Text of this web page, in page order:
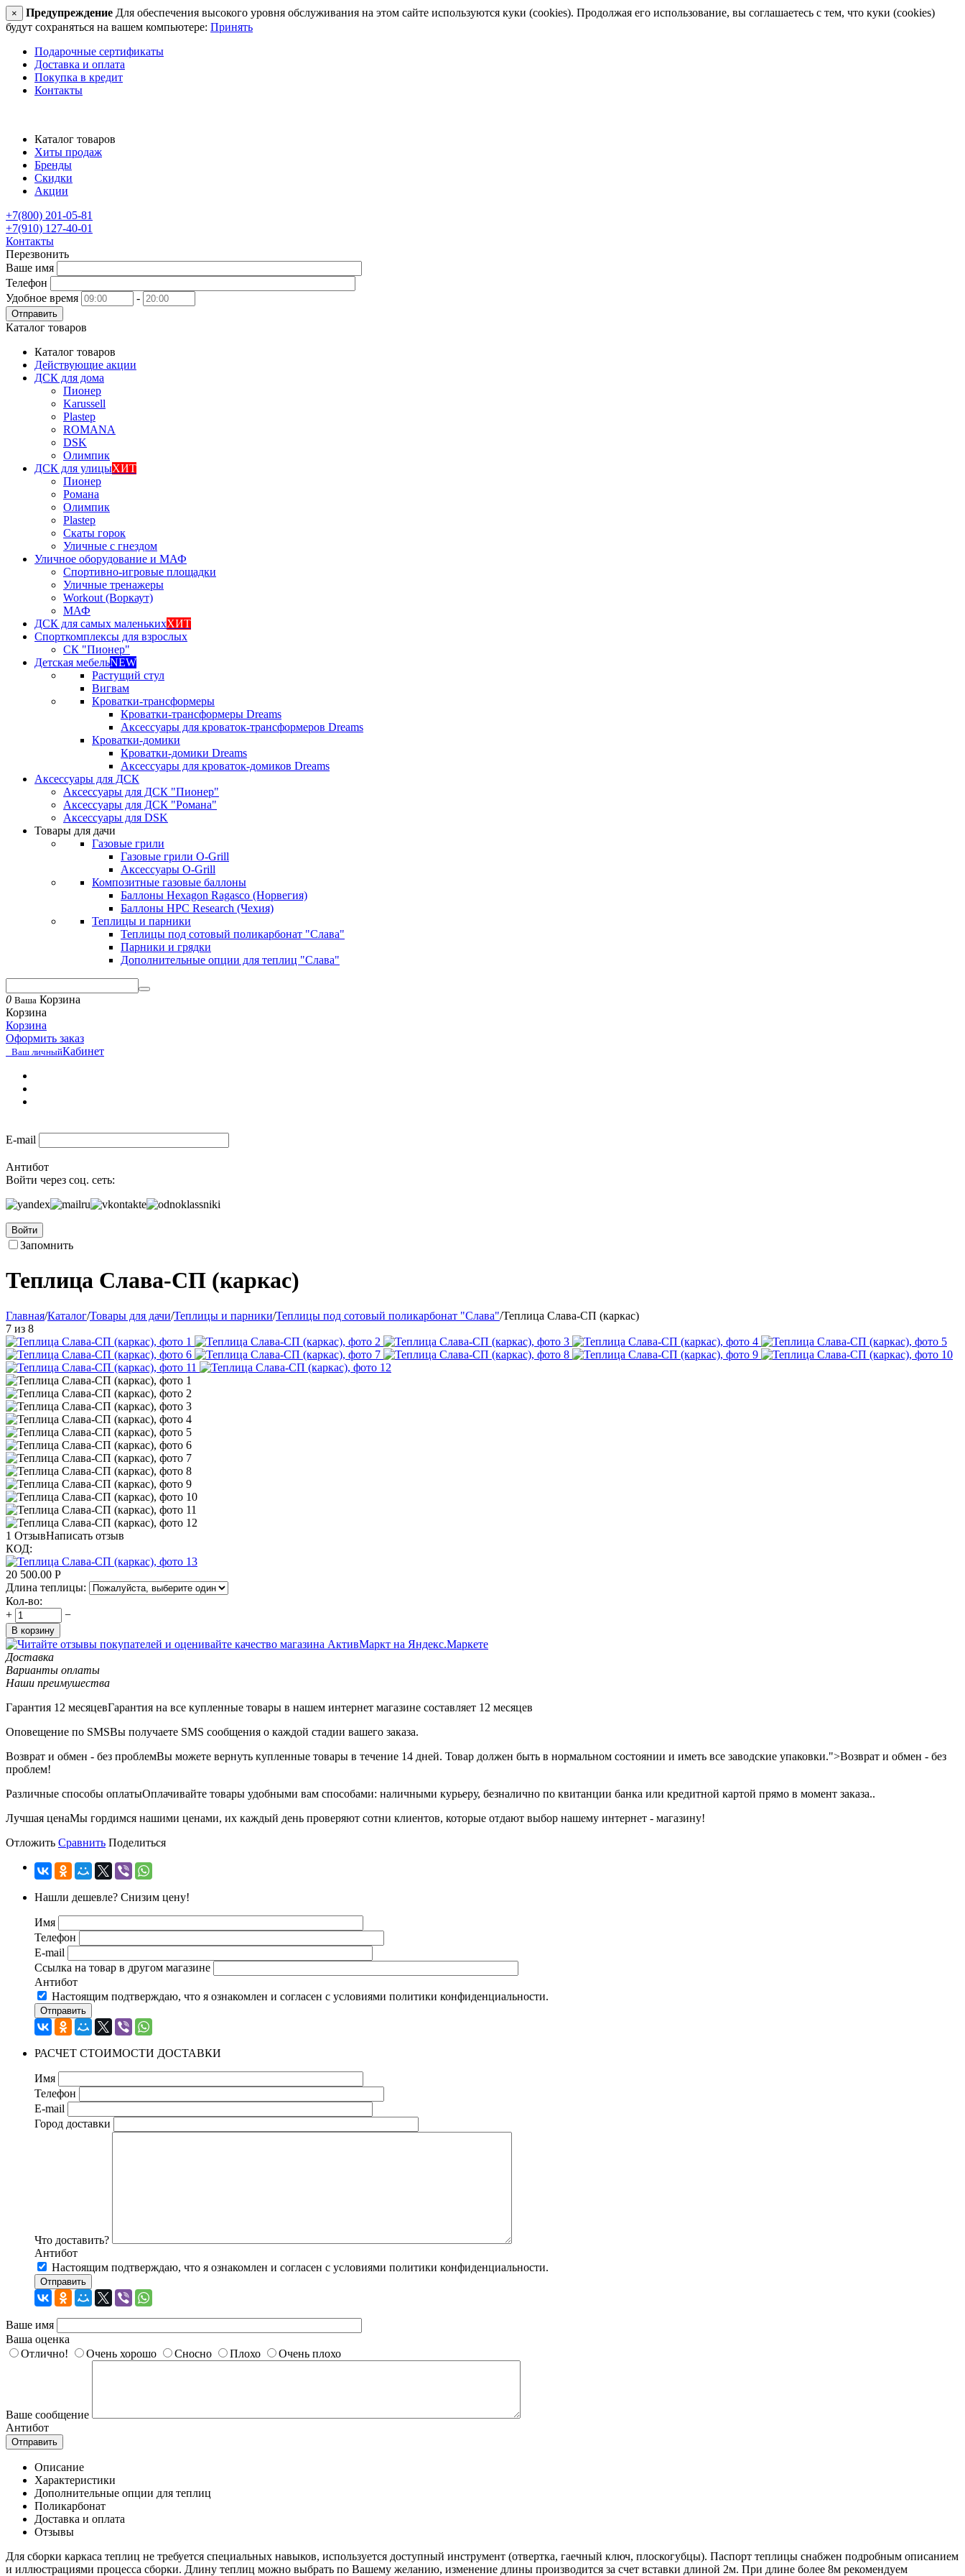
× Предупреждение Для обеспечения высокого уровня обслуживания на этом сайте используются куки (cookies). Продолжая его использование, вы соглашаетесь с тем, что куки (cookies)
будут сохраняться на вашем компьютере: Принять
Подарочные сертификаты
Доставка и оплата
Покупка в кредит
Контакты
Каталог товаров
Хиты продаж
Бренды
Скидки
Акции
+7(800) 201-05-81
+7(910) 127-40-01
Контакты
Перезвонить
Ваше имя
Телефон
Удобное время
-
Отправить
Каталог товаров
Каталог товаров
Действующие акции
ДСК для дома
Пионер
Karussell
Plastep
ROMANA
DSK
Олимпик
ДСК для улицыХИТ
Пионер
Романа
Олимпик
Plastep
Скаты горок
Уличные с гнездом
Уличное оборудование и МАФ
Спортивно-игровые площадки
Уличные тренажеры
Workout (Воркаут)
МАФ
ДСК для самых маленькихХИТ
Спорткомплексы для взрослых
СК "Пионер"
Детская мебельNEW
Растущий стул
Вигвам
Кроватки-трансформеры
Кроватки-трансформеры Dreams
Аксессуары для кроваток-трансформеров Dreams
Кроватки-домики
Кроватки-домики Dreams
Аксессуары для кроваток-домиков Dreams
Аксессуары для ДСК
Аксессуары для ДСК "Пионер"
Аксессуары для ДСК "Романа"
Аксессуары для DSK
Товары для дачи
Газовые грили
Газовые грили O-Grill
Аксессуары O-Grill
Композитные газовые баллоны
Баллоны Hexagon Ragasco (Норвегия)
Баллоны HPC Research (Чехия)
Теплицы и парники
Теплицы под сотовый поликарбонат "Слава"
Парники и грядки
Дополнительные опции для теплиц "Слава"
0 Ваша Корзина
Корзина
Корзина
Оформить заказ
Ваш личныйКабинет
E-mail
Антибот
Войти через соц. сеть:
Войти
Запомнить
Теплица Слава-СП (каркас)
Главная/Каталог/Товары для дачи/Теплицы и парники/Теплицы под сотовый поликарбонат "Слава"/Теплица Слава-СП (каркас)
7 из 8
1 ОтзывНаписать отзыв
КОД:
20 500.00 Р
Длина теплицы:
Кол-во:
+
−
В корзину
Доставка
Варианты оплаты
Наши преимушества
Гарантия 12 месяцевГарантия на все купленные товары в нашем интернет магазине составляет 12 месяцев
Оповещение по SMSВы получаете SMS сообщения о каждой стадии вашего заказа.
Возврат и обмен - без проблемВы можете вернуть купленные товары в течение 14 дней. Товар должен быть в нормальном состоянии и иметь все заводские упаковки.">Возврат и обмен - без
проблем!
Различные способы оплатыОплачивайте товары удобными вам способами: наличными курьеру, безналично по квитанции банка или кредитной картой прямо в момент заказа..
Лучшая ценаМы гордимся нашими ценами, их каждый день проверяют сотни клиентов, которые отдают выбор нашему интернет - магазину!
Отложить Сравнить Поделиться
Нашли дешевле? Снизим цену!
Имя
Телефон
E-mail
Ссылка на товар в другом магазине
Антибот
Настоящим подтверждаю, что я ознакомлен и согласен с условиями политики конфиденциальности.
Отправить
РАСЧЕТ СТОИМОСТИ ДОСТАВКИ
Имя
Телефон
E-mail
Город доставки
Что доставить?
Антибот
Настоящим подтверждаю, что я ознакомлен и согласен с условиями политики конфиденциальности.
Отправить
Ваше имя
Ваша оценка
Отлично!
Очень хорошо Сносно Плохо Очень плохо
Ваше сообщение
Антибот
Отправить
Описание
Характеристики
Дополнительные опции для теплиц
Поликарбонат
Доставка и оплата
Отзывы
Для сборки каркаса теплиц не требуется специальных навыков, используется доступный инструмент (отвертка, гаечный ключ, плоскогубцы). Паспорт теплицы снабжен подробным описанием
и иллюстрациями процесса сборки. Длину теплиц можно выбрать по Вашему желанию, изменение длины производится за счет вставки длиной 2м. При длине более 8м рекомендуем